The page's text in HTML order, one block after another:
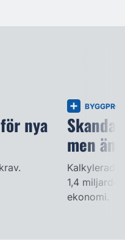
nya
men
1,4
ekonomi.